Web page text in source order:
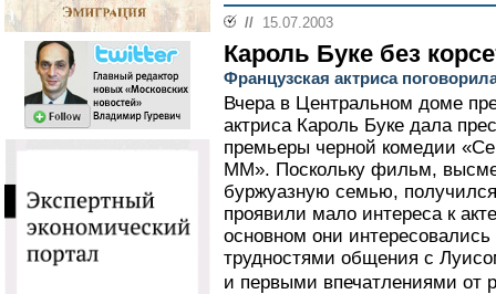
// 15.07.2003
Кароль Буке без
Французская актриса
Вчера в Центральном доме
актриса Кароль Буке дала
премьеры черной комедии
ММ». Поскольку фильм,
буржуазную семью,
проявили мало интереса к
основном они
трудностями общения с
и первыми впечатлениями от